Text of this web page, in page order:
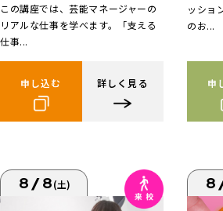
この講座では、芸能マネージャーの
リアルな仕事を学べます。「支える
仕事...
申し込む 詳しく見る
ッショ
のお...
申
8/8(土)